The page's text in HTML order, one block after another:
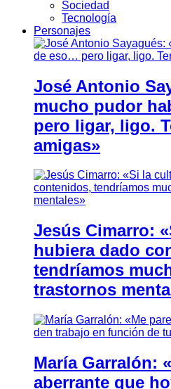
Sociedad
Tecnología
Personajes
José Antonio
mucho pudor
pero ligar, ligo.
amigas»
Jesús Cimarro:
hubiera dado
tendríamos
trastornos
María Garralón:
aberrante que